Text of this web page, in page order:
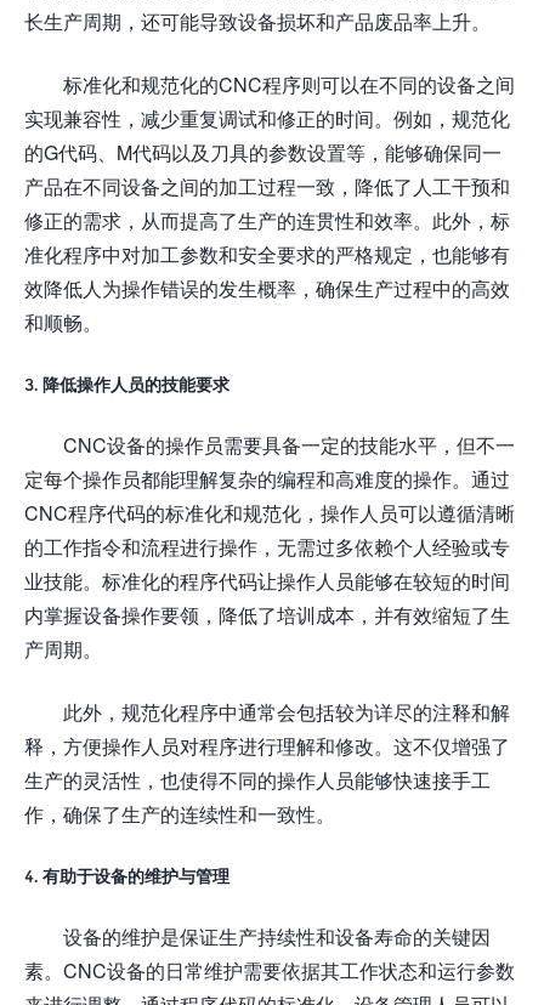
长生产周期，还可能导致设备损坏和产品废品率上升。
标准化和规范化的CNC程序则可以在不同的设备之间
实现兼容性，减少重复调试和修正的时间。例如，规范化
的G代码、M代码以及刀具的参数设置等，能够确保同一
产品在不同设备之间的加工过程一致，降低了人工干预和
修正的需求，从而提高了生产的连贯性和效率。此外，标
准化程序中对加工参数和安全要求的严格规定，也能够有
效降低人为操作错误的发生概率，确保生产过程中的高效
和顺畅。
3. 降低操作人员的技能要求
CNC设备的操作员需要具备一定的技能水平，但不一
定每个操作员都能理解复杂的编程和高难度的操作。通过
CNC程序代码的标准化和规范化，操作人员可以遵循清晰
的工作指令和流程进行操作，无需过多依赖个人经验或专
业技能。标准化的程序代码让操作人员能够在较短的时间
内掌握设备操作要领，降低了培训成本，并有效缩短了生
产周期。
此外，规范化程序中通常会包括较为详尽的注释和解
释，方便操作人员对程序进行理解和修改。这不仅增强了
生产的灵活性，也使得不同的操作人员能够快速接手工
作，确保了生产的连续性和一致性。
4. 有助于设备的维护与管理
设备的维护是保证生产持续性和设备寿命的关键因
素。CNC设备的日常维护需要依据其工作状态和运行参数